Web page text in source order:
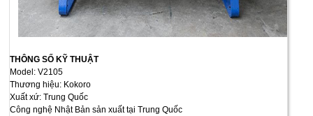
THÔNG SỐ KỸ THUẬT
Model: V2105
Thương hiệu: Kokoro
Xuất xứ: Trung Quốc
Công nghệ Nhật Bản sản xuất tại Trung Quốc